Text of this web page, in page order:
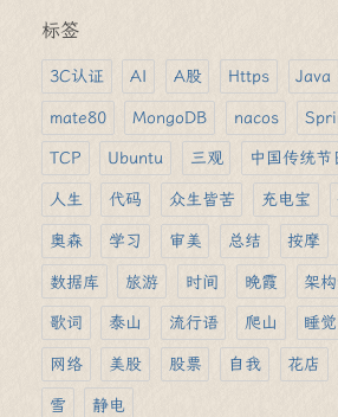
标签
3C认证 AI A股 Https Java
mate80 MongoDB nacos
TCP Ubuntu 三观 中国传统节
人生 代码 众生皆苦 充电宝
奥森 学习 审美 总结 按摩
数据库 旅游 时间 晚霞 架
歌词 泰山 流行语 爬山 睡觉
网络 美股 股票 自我 花店
雪 静电